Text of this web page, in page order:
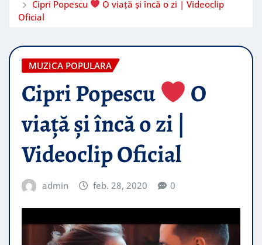
Cipri Popescu
O viață și încă o zi | Videoclip
Oficial
MUZICA POPULARA
Cipri Popescu
O
viață și încă o zi |
Videoclip Oficial
admin feb. 28, 2020 0